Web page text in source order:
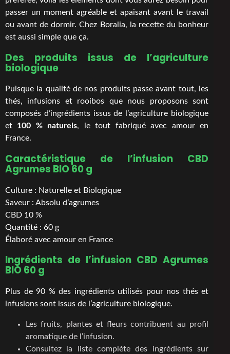
passer un moment agréable et apaisant avant le travail
ou avant de dormir. Chez Boralia, la recette du bonheur
est aussi simple que ça.
Des produits issus de l’agriculture
biologique
Puisque la qualité de nos produits passe avant tout, les
thés, infusions et rooibos que nous proposons sont
composés d’ingrédients issus de l’agriculture biologique
et 100 % naturels, le tout fabriqué avec amour en
France.
Caractéristique de l’infusion CBD
Agrumes BIO 60 g
Culture : Naturelle et Biologique
Saveur : Absolu d’agrumes
CBD 10 %
Quantité : 60 g
Élaboré avec amour en France
Ingrédients de l’infusion CBD Agrumes
BIO 60 g
Plus de 90 % des ingrédients utilisés pour nos thés et
infusions sont issus de l’agriculture biologique.
Les fruits, plantes et fleurs contribuent au profil
aromatique de l’infusion.
Consultez la liste complète des ingrédients sur